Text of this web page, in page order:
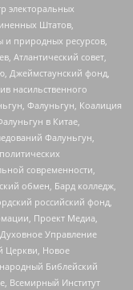
электоральных
Штатов,
природных ресурсов,
Атлантический совет,
Джеймстаунский фонд,
насильственного
Фалуньгун, Коалиция
в Китае,
Фалуньгун,
современности,
обмен, Бард колледж,
российский фонд,
Проект Медиа,
Управление
Церкви, Новое
Библейский
Всемирный Институт